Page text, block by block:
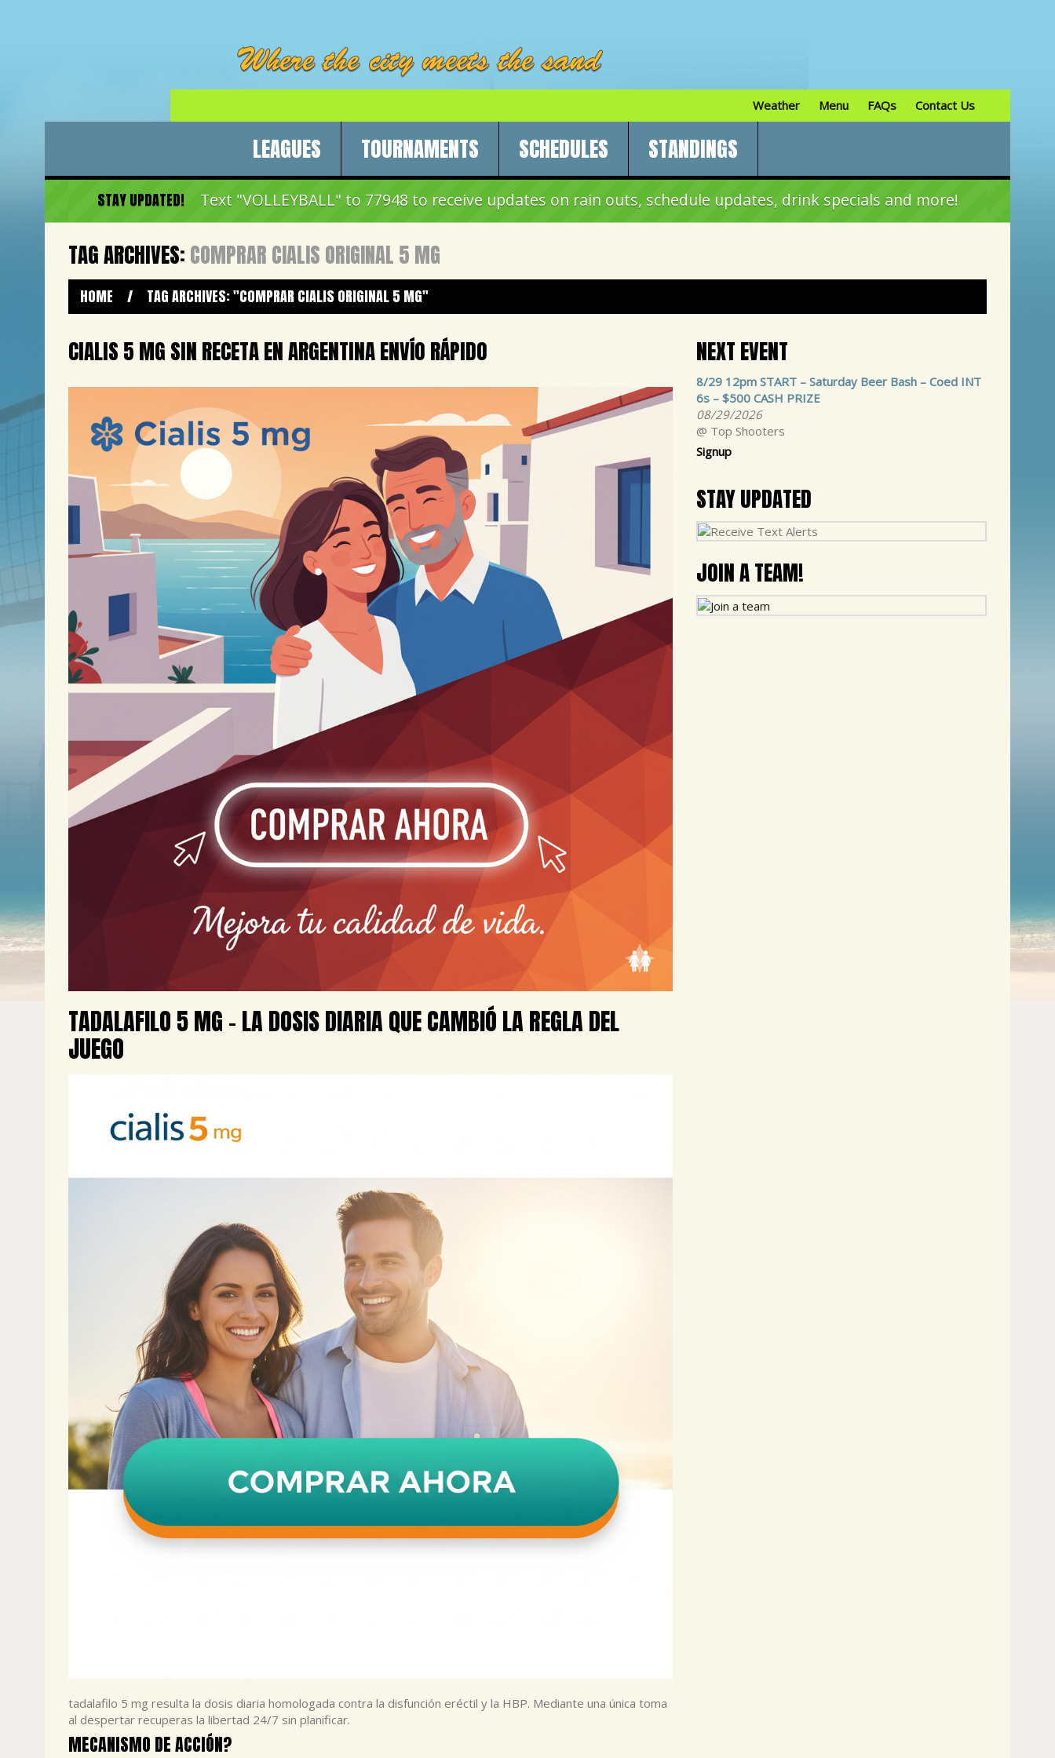
Weather Menu FAQs Contact Us
LEAGUES TOURNAMENTS SCHEDULES STANDINGS
STAY UPDATED! Text "VOLLEYBALL" to 77948 to receive updates on rain outs, schedule updates, drink specials and more!
TAG ARCHIVES: COMPRAR CIALIS ORIGINAL 5 MG
HOME / TAG ARCHIVES: "COMPRAR CIALIS ORIGINAL 5 MG"
CIALIS 5 MG SIN RECETA EN ARGENTINA ENVÍO RÁPIDO
TADALAFILO 5 MG – LA DOSIS DIARIA QUE CAMBIÓ LA REGLA DEL
JUEGO
tadalafilo 5 mg resulta la dosis diaria homologada contra la disfunción eréctil y la HBP. Mediante una única toma
al despertar recuperas la libertad 24/7 sin planificar.
MECANISMO DE ACCIÓN?
NEXT EVENT
8/29 12pm START – Saturday Beer Bash – Coed INT
6s – $500 CASH PRIZE
08/29/2026
@ Top Shooters
Signup
STAY UPDATED
JOIN A TEAM!